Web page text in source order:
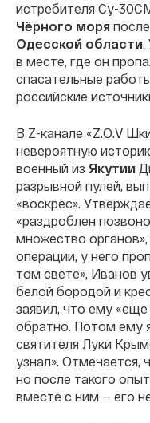
истребителя Су-
Чёрного моря
Одесской области.
в месте, где он
спасательные
российские
В Z-канале «Z.O.V
невероятную
военный из Якутии
разрывной пулей,
«воскрес».
«раздроблен
множество органов»,
операции, у него
том свете», Иванов
белой бородой и
заявил, что ему «еще
обратно. Потом ему
святителя Луки
узнал».
но после такого
вместе с ним — его